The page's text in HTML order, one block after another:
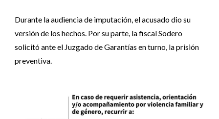
Durante la audiencia de imputación, el acusado dio su
versión de los hechos. Por su parte, la fiscal Sodero
solicitó ante el Juzgado de Garantías en turno, la prisión
preventiva.